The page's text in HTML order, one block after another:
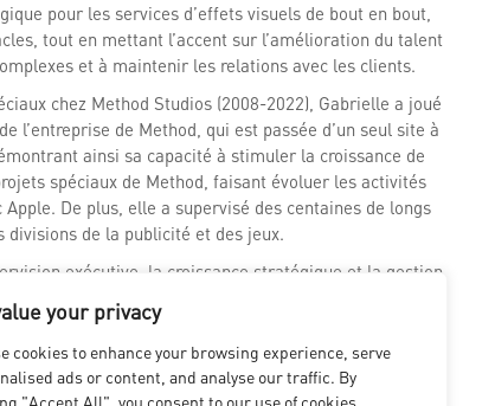
your privacy
cookies to enhance your browsing experience, serve
ads or content, and analyse our traffic. By
"Accept All", you consent to our use of cookies.
pour les services d’effets visuels de bout en bout,
tout en mettant l’accent sur l’amélioration du talent
et à maintenir les relations avec les clients.
chez Method Studios (2008-2022), Gabrielle a joué
l’entreprise de Method, qui est passée d’un seul site à
ainsi sa capacité à stimuler la croissance de
spéciaux de Method, faisant évoluer les activités
De plus, elle a supervisé des centaines de longs
divisions de la publicité et des jeux.
exécutive, la croissance stratégique et la gestion
significatives à des publics du monde entier tout en